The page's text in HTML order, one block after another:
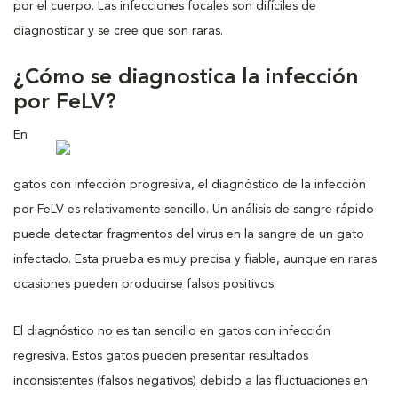
por el cuerpo. Las infecciones focales son difíciles de
diagnosticar y se cree que son raras.
¿Cómo se diagnostica la infección
por FeLV?
En
gatos con infección progresiva, el diagnóstico de la infección
por FeLV es relativamente sencillo. Un análisis de sangre rápido
puede detectar fragmentos del virus en la sangre de un gato
infectado. Esta prueba es muy precisa y fiable, aunque en raras
ocasiones pueden producirse falsos positivos.
El diagnóstico no es tan sencillo en gatos con infección
regresiva. Estos gatos pueden presentar resultados
inconsistentes (falsos negativos) debido a las fluctuaciones en